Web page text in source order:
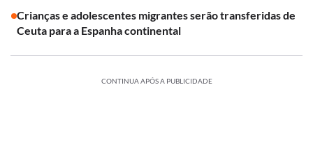
Crianças e adolescentes migrantes serão transferidas de
Ceuta para a Espanha continental
CONTINUA APÓS A PUBLICIDADE